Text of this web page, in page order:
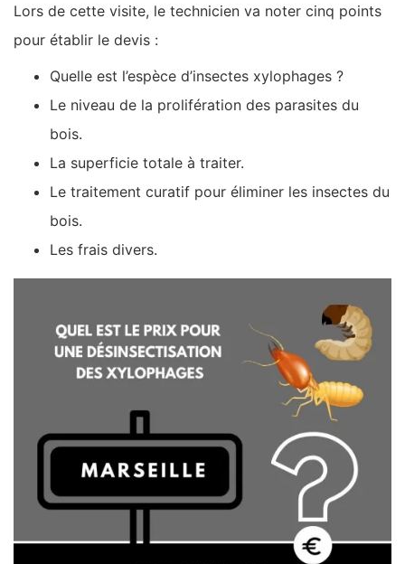
Lors de cette visite, le technicien va noter cinq points
pour établir le devis :
Quelle est l’espèce d’insectes xylophages ?
Le niveau de la prolifération des parasites du
bois.
La superficie totale à traiter.
Le traitement curatif pour éliminer les insectes du
bois.
Les frais divers.